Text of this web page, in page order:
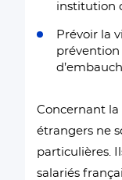
institution
Prévoir la
prévention
Concernant
étrangers ne
particulières.
salariés